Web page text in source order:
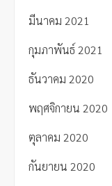
มีนาคม 2021
กุมภาพันธ์ 2021
ธันวาคม 2020
พฤศจิกายน 2020
ตุลาคม 2020
กันยายน 2020